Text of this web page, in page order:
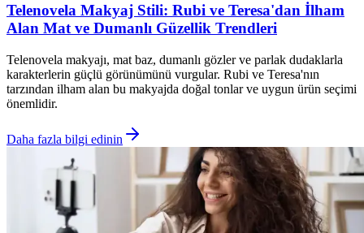
Telenovela Makyaj Stili: Rubi ve Teresa'dan İlham
Alan Mat ve Dumanlı Güzellik Trendleri
Telenovela makyajı, mat baz, dumanlı gözler ve parlak dudaklarla
karakterlerin güçlü görünümünü vurgular. Rubi ve Teresa'nın
tarzından ilham alan bu makyajda doğal tonlar ve uygun ürün seçimi
önemlidir.
Daha fazla bilgi edinin